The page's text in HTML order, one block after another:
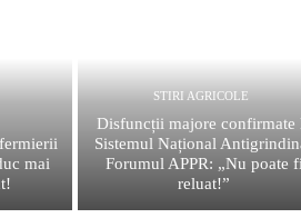
mai
STIRI AGRICOLE
Disfuncții majore confirmate
Sistemul Național
Forumul APPR: „Nu poate fi
reluat!”